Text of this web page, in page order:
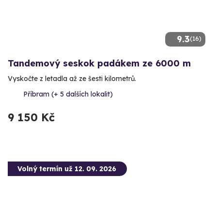
9.3(16)
Tandemový seskok padákem ze 6000 m
Vyskočte z letadla až ze šesti kilometrů.
Příbram (+ 5 dalších lokalit)
9 150 Kč
Volný termín už 12. 09. 2026